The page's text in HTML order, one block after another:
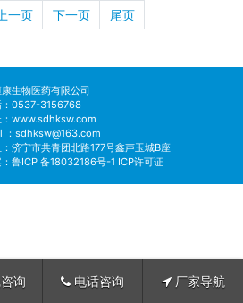
一页 下一页 尾页
生物医药有限公司
0537-3156768
www.sdhksw.com
：sdhksw@163.com
济宁市共青团北路177号鑫声玉城B座
鲁ICP 备18032186号-1 ICP许可证
询 电话咨询 厂家导航